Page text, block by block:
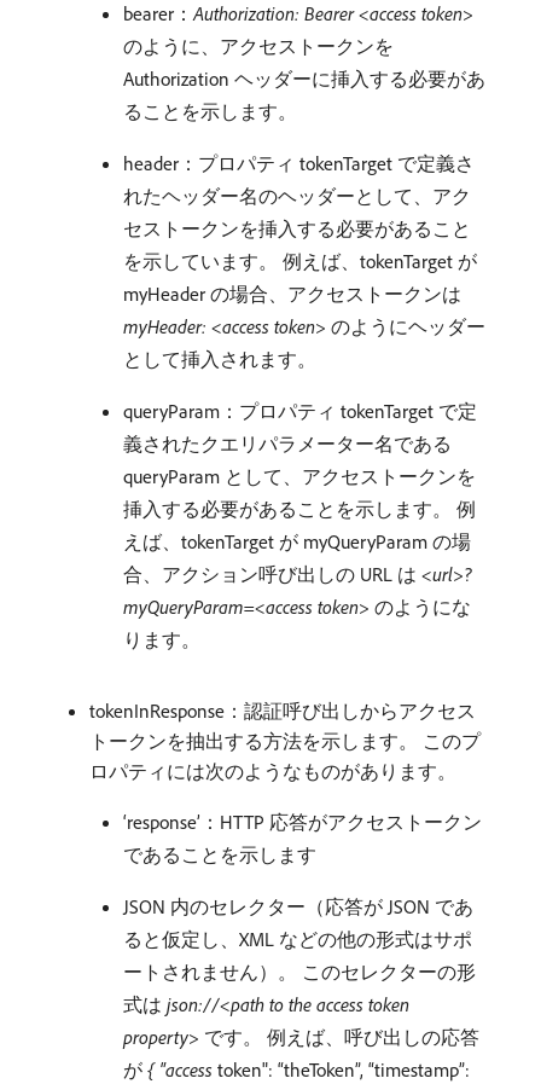
bearer：Authorization: Bearer <access token>
のように、アクセストークンを
Authorization ヘッダーに挿入する必要があ
ることを示します。
header：プロパティ tokenTarget で定義さ
れたヘッダー名のヘッダーとして、アク
セストークンを挿入する必要があること
を示しています。 例えば、tokenTarget が
myHeader の場合、アクセストークンは
myHeader: <access token> のようにヘッダー
として挿入されます。
queryParam：プロパティ tokenTarget で定
義されたクエリパラメーター名である
queryParam として、アクセストークンを
挿入する必要があることを示します。 例
えば、tokenTarget が myQueryParam の場
合、アクション呼び出しの URL は <url>?
myQueryParam=<access token> のようにな
ります。
tokenInResponse：認証呼び出しからアクセス
トークンを抽出する方法を示します。 このプ
ロパティには次のようなものがあります。
‘response’：HTTP 応答がアクセストークン
であることを示します
JSON 内のセレクター（応答が JSON であ
ると仮定し、XML などの他の形式はサポ
ートされません）。 このセレクターの形
式は json://<path to the access token
property> です。 例えば、呼び出しの応答
が { "access token": “theToken”, “timestamp”: